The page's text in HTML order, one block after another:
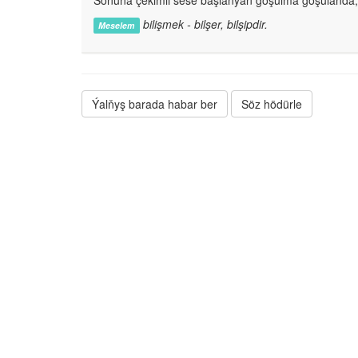
Meselem bilişmek - bilşer, bilşipdir.
Ýalňyş barada habar ber Söz hödürle